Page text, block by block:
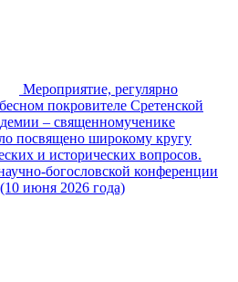
Мероприятие, регулярно
покровителе Сретенской
– священномученике
посвящено широкому кругу
и исторических вопросов.
богословской конференции
июня 2026 года)